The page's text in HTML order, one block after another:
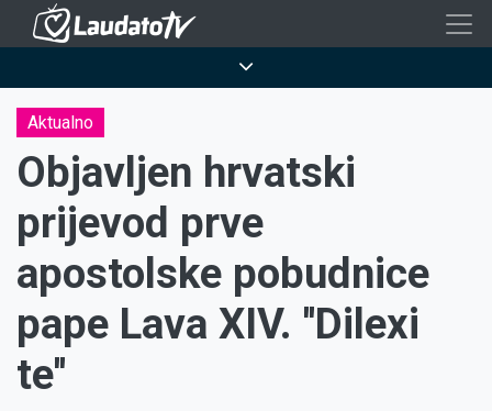
Skoči
sadržaj
Aktualno
Objavljen hrvatski
prijevod prve
apostolske pobudnice
pape Lava XIV. ''Dilexi
te''